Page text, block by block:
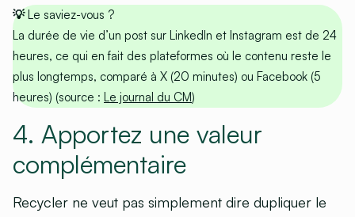
💡 Le saviez-vous ?
La durée de vie d’un post sur LinkedIn et Instagram est de 24
heures, ce qui en fait des plateformes où le contenu reste le
plus longtemps, comparé à X (20 minutes) ou Facebook (5
heures) (source : Le journal du CM)
4. Apportez une valeur
complémentaire
Recycler ne veut pas simplement dire dupliquer le